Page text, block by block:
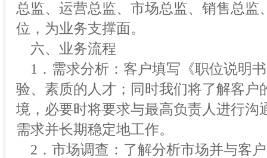
总监、运营总监、市场总监、销售总
位，为业务支撑面。
六、业务流程
1．需求分析：客户填写《职位说明
验、素质的人才；同时我们将了解客户
境，必要时将要求与最高负责人进行
需求并长期稳定地工作。
2．市场调查：了解分析市场并与客